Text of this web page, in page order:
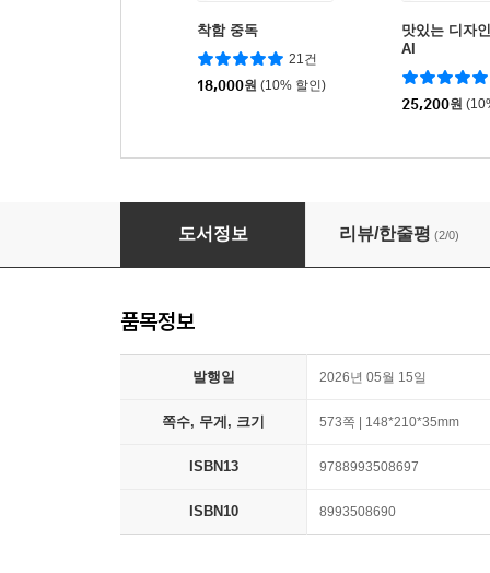
착함 중독
21건
18,000원 (10% 할인)
맛있는 디자
AI
25,200원
블루리본서베이 전국의 맛집 2026
도서정보 리뷰/한줄평 (2/0)
품목정보
발행일 2026년 05월 15일
쪽수, 무게, 크기 573쪽 | 148*210*35mm
ISBN13 9788993508697
ISBN10 8993508690